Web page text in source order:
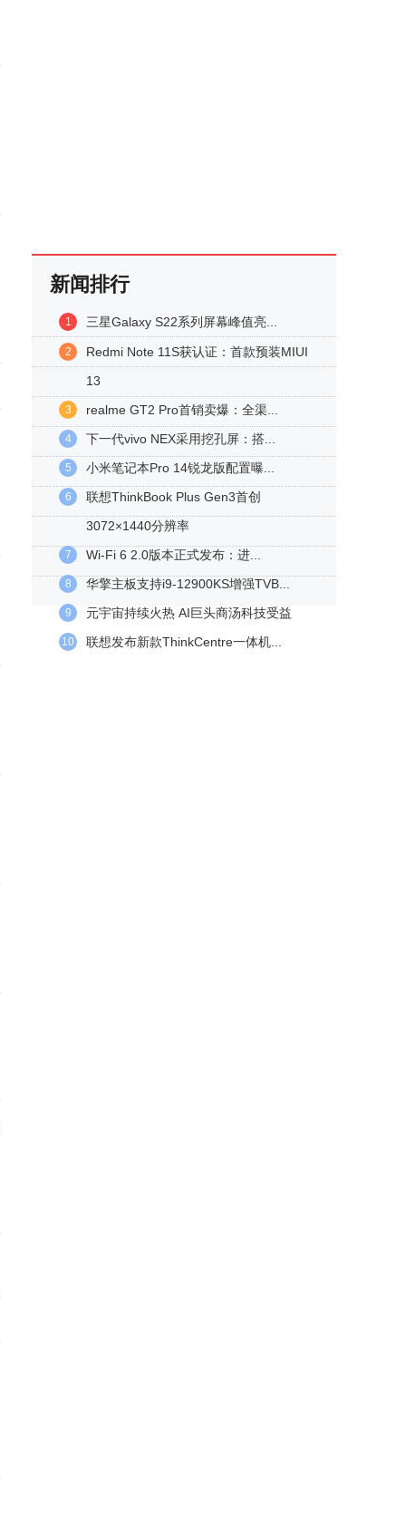
新闻排行
1 三星Galaxy S22系列屏幕峰值亮...
2
Redmi Note 11S获认证：首款预装MIUI
13
3 realme GT2 Pro首销卖爆：全渠...
4 下一代vivo NEX采用挖孔屏：搭...
5 小米笔记本Pro 14锐龙版配置曝...
6
联想ThinkBook Plus Gen3首创
3072×1440分辨率
7 Wi-Fi 6 2.0版本正式发布：进...
8 华擎主板支持i9-12900KS增强TVB...
9 元宇宙持续火热 AI巨头商汤科技受益
10 联想发布新款ThinkCentre一体机...